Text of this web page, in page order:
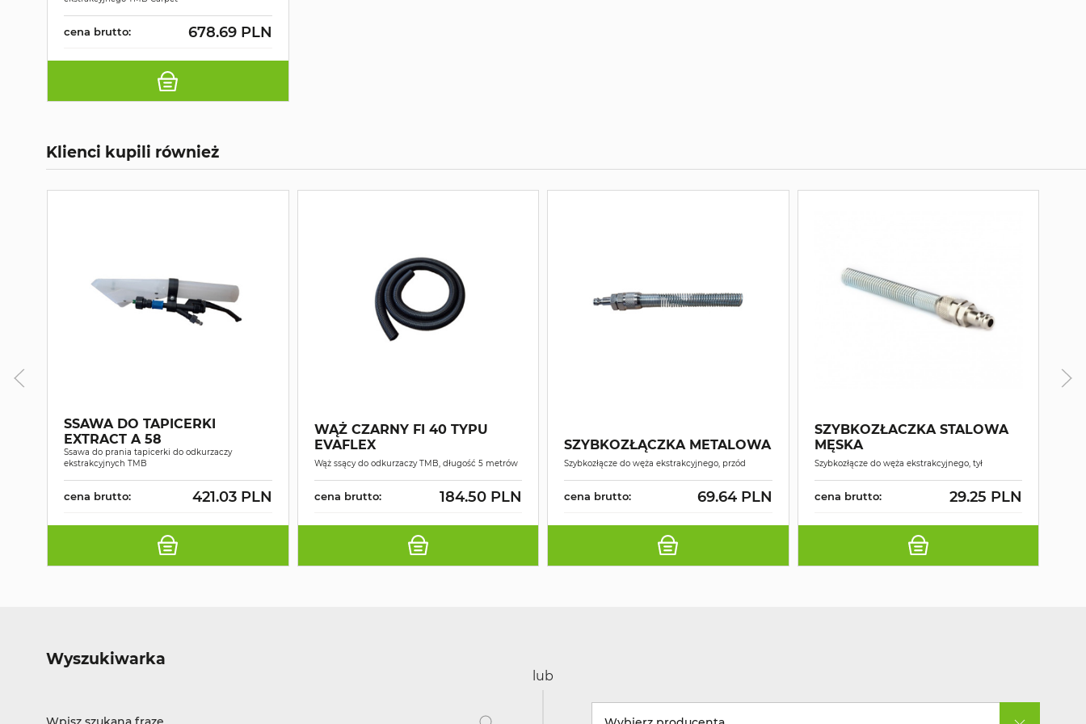
cena brutto: 678.69 PLN
Klienci kupili również
SSAWA DO TAPICERKI
EXTRACT A 58
Ssawa do prania tapicerki do odkurzaczy
ekstrakcyjnych TMB
cena brutto: 421.03 PLN
WĄŻ CZARNY FI 40 TYPU
EVAFLEX
Wąż ssący do odkurzaczy TMB, długość 5 metrów
cena brutto: 184.50 PLN
SZYBKOZŁĄCZKA METALOWA
Szybkozłącze do węża ekstrakcyjnego, przód
cena brutto: 69.64 PLN
SZYBKOZŁACZKA STALOWA
MĘSKA
Szybkozłącze do węża ekstrakcyjnego, tył
cena brutto: 29.25 PLN
Wyszukiwarka
lub